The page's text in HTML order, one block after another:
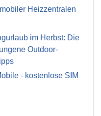
Heizzentralen
im Herbst: Die
Outdoor-
- kostenlose SIM